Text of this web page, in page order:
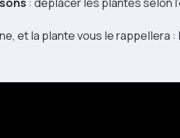
et la plante vous le rappellera